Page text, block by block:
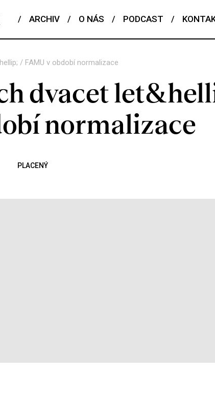
/ ARCHIV / O NÁS / PODCAST /
/ FAMU v období normalizace
dvacet
normalizace
PLACENÝ